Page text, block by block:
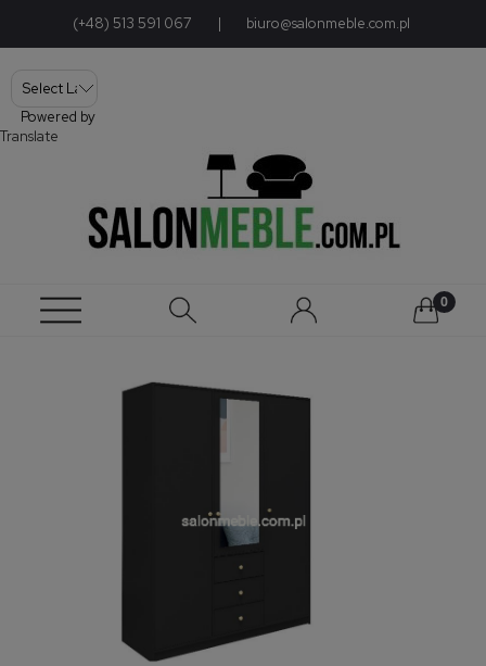
(+48) 513 591 067 | biuro@salonmeble.com.pl
Powered by
Translate